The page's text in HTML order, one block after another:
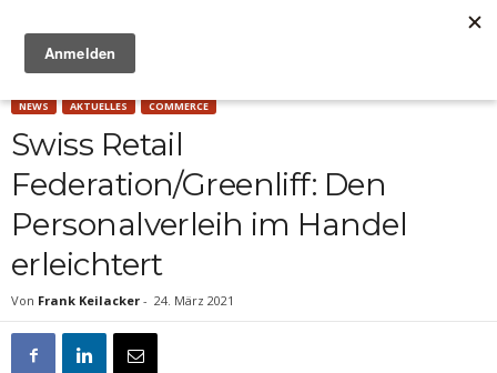
NEWS AKTUELLES COMMERCE
Swiss Retail
Federation/Greenliff: Den
Personalverleih im Handel
erleichtert
Von Frank Keilacker - 24. März 2021